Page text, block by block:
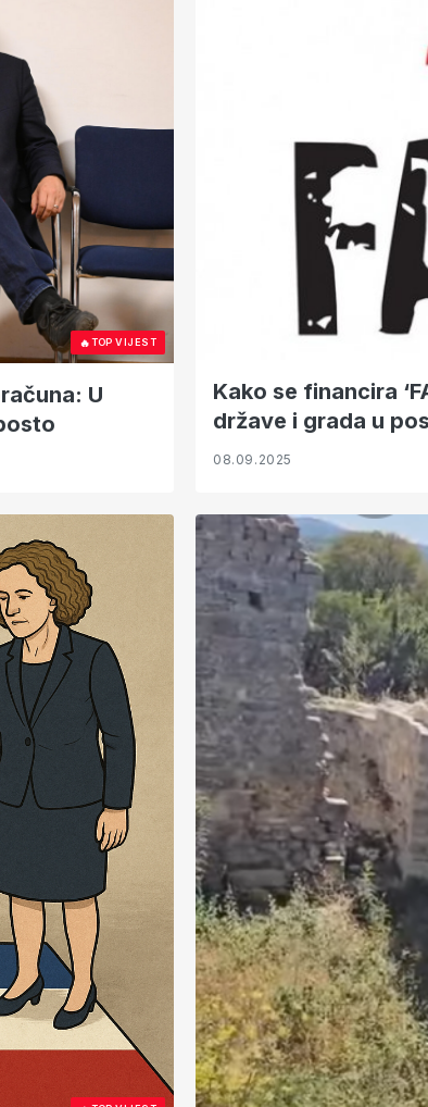
🔥TOP VIJEST
U
Kako se financira
države i grada u
08.09.2025